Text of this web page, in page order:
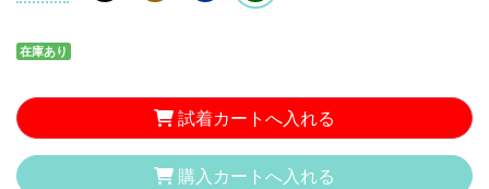
在庫あり
試着カートへ入れる
購入カートへ入れる